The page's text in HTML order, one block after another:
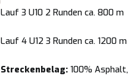
Lauf 3 U10 2 Runden ca. 800 m
Lauf 4 U12 3 Runden ca. 1200 m
Streckenbelag: 100% Asphalt,